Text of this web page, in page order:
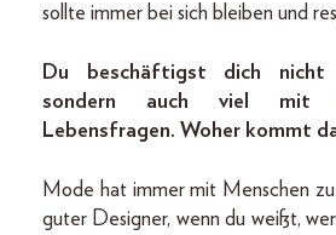
sollte immer bei sich bleiben und
Du beschäftigst dich
sondern auch viel mit
Lebensfragen. Woher kommt
Mode hat immer mit Menschen
guter Designer, wenn du weißt,